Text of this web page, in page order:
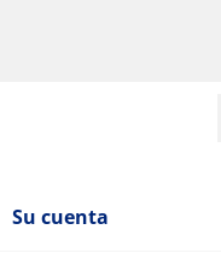
Su cuenta